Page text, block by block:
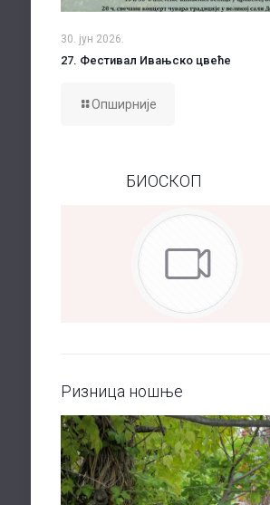
30. јун 2026.
27. Фестивал Ивањско цвеће
Опширније
БИОСКОП
Ризница ношње